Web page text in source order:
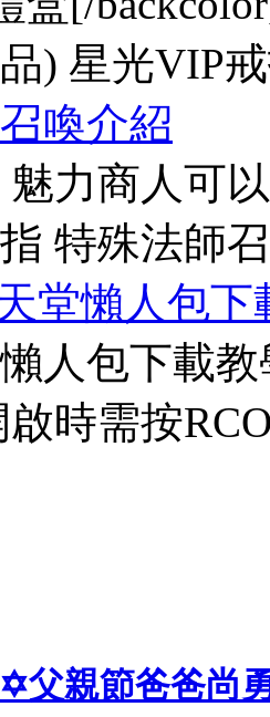
) 星光VIP
喚介紹
力商人可
特殊法師
堂懶人包下
人包下載
時需按
父親節爸爸尚